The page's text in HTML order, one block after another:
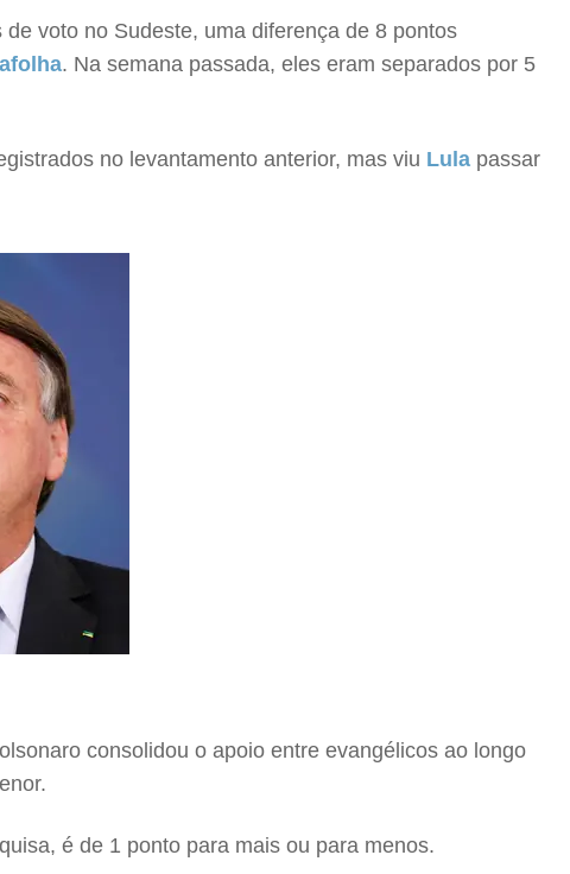
voto no Sudeste, uma diferença de 8 pontos
. Na semana passada, eles eram separados por 5
no levantamento anterior, mas viu Lula passar
consolidou o apoio entre evangélicos ao longo
é de 1 ponto para mais ou para menos.